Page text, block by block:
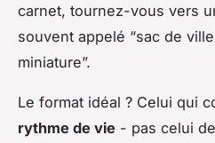
carnet, tournez-vous vers
souvent appelé “sac de
miniature”.
Le format idéal ? Celui qui
rythme de vie - pas celui